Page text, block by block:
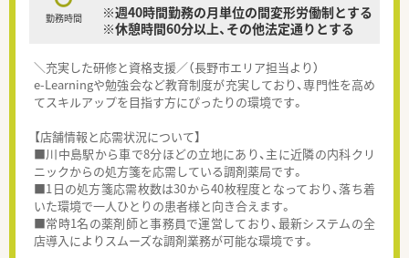
勤務時間
※週40時間勤務の月単位の間変形労働制とする
※休憩時間60分以上、その他法定通りとする
＼充実した研修と資格支援／（長野市エリア担当より）
e-Learningや勉強会など教育制度が充実しており、専門性を高め
てスキルアップを目指す方にぴったりの環境です。
【店舗情報と応需状況について】
■川中島駅から車で8分ほどの立地にあり、主に近隣の内科クリ
ニックからの処方箋を応需している調剤薬局です。
■1日の処方箋応需枚数は30から40枚程度となっており、落ち着
いた環境で一人ひとりの患者様と向き合えます。
■常時1名の薬剤師と事務員で運営しており、最新システムの全
店導入によりスムーズな調剤業務が可能な環境です。